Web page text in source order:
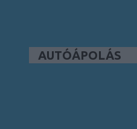
AUTÓÁPOLÁS